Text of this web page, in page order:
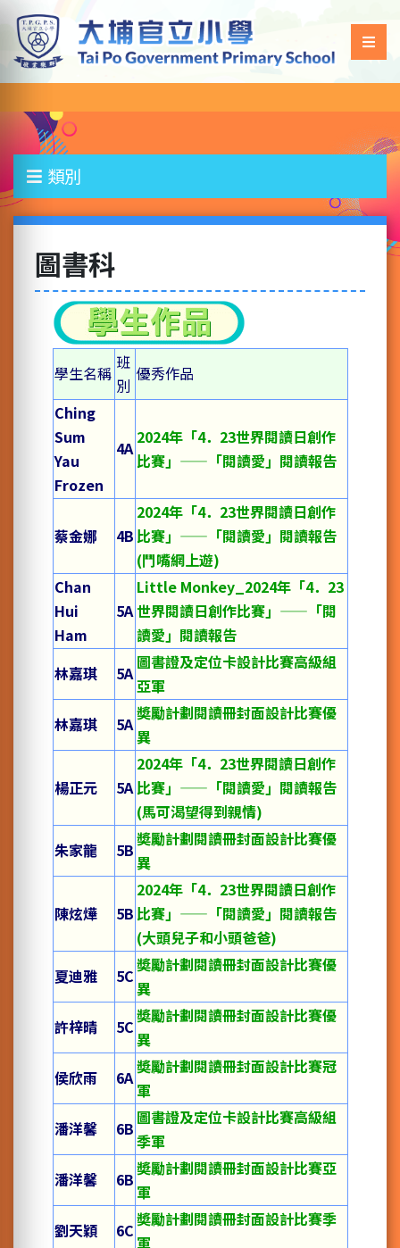
類別
圖書科
學生名稱
班
別
優秀作品
Ching
Sum
Yau
Frozen
4A
2024年「4．23世界閱讀日創作
比賽」——「閱讀愛」閱讀報告
蔡金娜 4B
2024年「4．23世界閱讀日創作
比賽」——「閱讀愛」閱讀報告
(鬥嘴網上遊)
Chan
Hui
Ham
5A
Little Monkey_2024年「4．23
世界閱讀日創作比賽」——「閱
讀愛」閱讀報告
林嘉琪
5A
圖書證及定位卡設計比賽高級組
亞軍
林嘉琪
5A
奬勵計劃閱讀冊封面設計比賽優
異
楊正元 5A
2024年「4．23世界閱讀日創作
比賽」——「閱讀愛」閱讀報告
(馬可渴望得到親情)
朱家龍
5B
奬勵計劃閱讀冊封面設計比賽優
異
陳炫燁 5B
2024年「4．23世界閱讀日創作
比賽」——「閱讀愛」閱讀報告
(大頭兒子和小頭爸爸)
夏迪雅
5C
奬勵計劃閱讀冊封面設計比賽優
異
許梓晴
5C
奬勵計劃閱讀冊封面設計比賽優
異
侯欣雨
6A
奬勵計劃閱讀冊封面設計比賽冠
軍
潘洋馨
6B
圖書證及定位卡設計比賽高級組
季軍
潘洋馨
6B
奬勵計劃閱讀冊封面設計比賽亞
軍
劉天穎
6C
奬勵計劃閱讀冊封面設計比賽季
軍